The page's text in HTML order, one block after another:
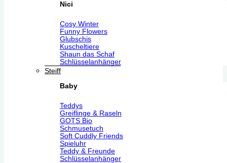
Nici
Cosy Winter
Funny Flowers
Glubschis
Kuscheltiere
Shaun das Schaf
Schlüsselanhänger
Steiff
Baby
Teddys
Greiflinge & Raseln
GOTS Bio
Schmusetuch
Soft Cuddly Friends
Spieluhr
Teddy & Freunde
Schlüsselanhänger